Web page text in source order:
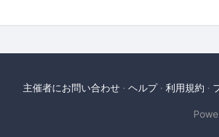
主催者にお問い合わせ ヘルプ 利用規約